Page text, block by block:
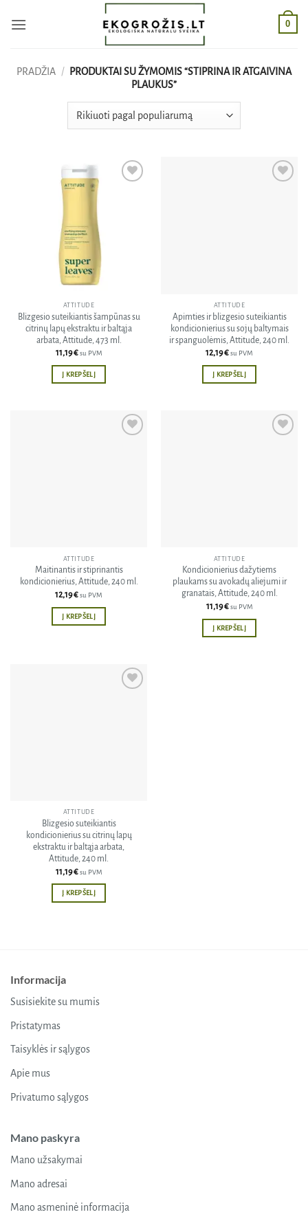
0
PRADŽIA /
PRODUKTAI SU ŽYMOMIS “STIPRINA IR ATGAIVINA
PLAUKUS”
ATTITUDE
Blizgesio suteikiantis šampūnas su
citrinų lapų ekstraktu ir baltąja
arbata, Attitude, 473 ml.
11,19€ su PVM
Į KREPŠELĮ
ATTITUDE
Apimties ir blizgesio suteikiantis
kondicionierius su sojų baltymais
ir spanguolėmis, Attitude, 240 ml.
12,19€su PVM
Į KREPŠELĮ
ATTITUDE
Maitinantis ir stiprinantis
kondicionierius, Attitude, 240 ml.
12,19€su PVM
Į KREPŠELĮ
ATTITUDE
Kondicionierius dažytiems
plaukams su avokadų aliejumi ir
granatais, Attitude, 240 ml.
11,19€ su PVM
Į KREPŠELĮ
ATTITUDE
Blizgesio suteikiantis
kondicionierius su citrinų lapų
ekstraktu ir baltąja arbata,
Attitude, 240 ml.
11,19€ su PVM
Į KREPŠELĮ
Informacija
Susisiekite su mumis
Pristatymas
Taisyklės ir sąlygos
Apie mus
Privatumo sąlygos
Mano paskyra
Mano užsakymai
Mano adresai
Mano asmeninė informacija